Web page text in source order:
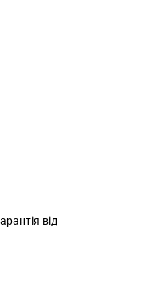
від